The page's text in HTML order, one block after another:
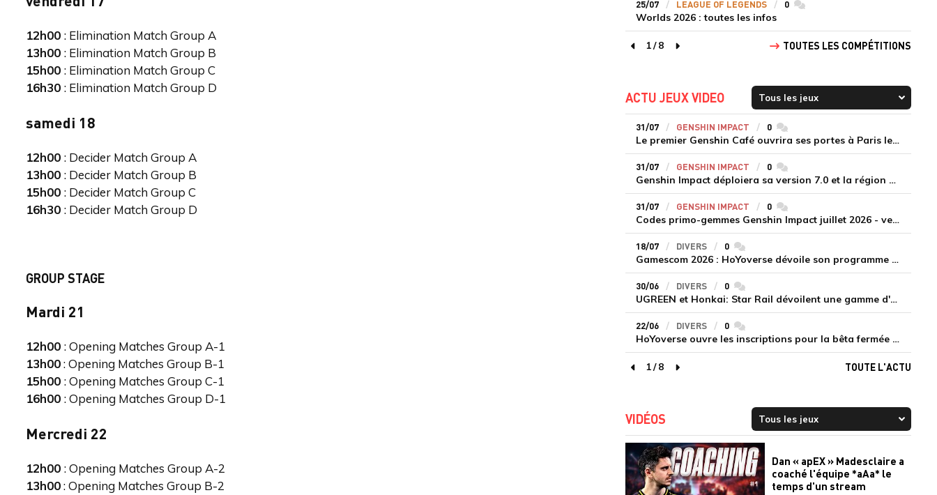
12h00 : Elimination Match Group A
13h00 : Elimination Match Group B
15h00 : Elimination Match Group C
16h30 : Elimination Match Group D
samedi 18
12h00 : Decider Match Group A
13h00 : Decider Match Group B
15h00 : Decider Match Group C
16h30 : Decider Match Group D
GROUP STAGE
Mardi 21
12h00 : Opening Matches Group A-1
13h00: Opening Matches Group B-1
15h00 : Opening Matches Group C-1
16h00 : Opening Matches Group D-1
Mercredi 22
12h00 : Opening Matches Group A-2
13h00: Opening Matches Group B-2
25/07 LEAGUE OF LEGENDS 0commentaires
Worlds 2026 : toutes les infos
page précédente
1/8
page suivante
TOUTES LES COMPÉTITIONS
ACTU JEUX VIDEO
31/07 GENSHIN IMPACT 0commentaires
Le premier Genshin Café ouvrira ses portes à Paris le 14 août
31/07 GENSHIN IMPACT 0commentaires
Genshin Impact déploiera sa version 7.0 et la région de Snezhnaya le 12 août
31/07 GENSHIN IMPACT 0commentaires
Codes primo-gemmes Genshin Impact juillet 2026 - version 7.0
18/07 DIVERS 0commentaires
Gamescom 2026 : HoYoverse dévoile son programme et présente deux nouveaux jeux inédits
30/06 DIVERS 0commentaires
UGREEN et Honkai: Star Rail dévoilent une gamme d'accessoires de recharge en édition limitée
22/06 DIVERS 0commentaires
HoYoverse ouvre les inscriptions pour la bêta fermée de Honkai : Nexus Anima
page précédente
1/8
page suivante
TOUTE L'ACTU
VIDÉOS
Dan « apEX » Madesclaire a
coaché l'équipe *aAa* le
temps d'un stream